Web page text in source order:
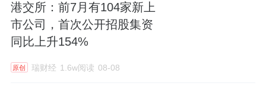
港交所：前7月有104家新上
市公司，首次公开招股集资
同比上升154%
原创 瑞财经 1.6w阅读 08-08